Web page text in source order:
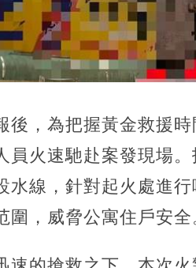
後，為把握黃金救援
員火速馳赴案發現場
水線，針對起火處進
圍，威脅公寓住戶安全